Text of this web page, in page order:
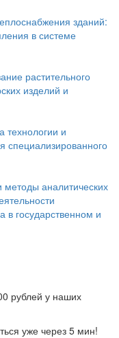
зданий:
в системе
растительного
изделий и
технологии и
специализированного
аналитических
в государственном и
рублей у наших
уже через 5 мин!